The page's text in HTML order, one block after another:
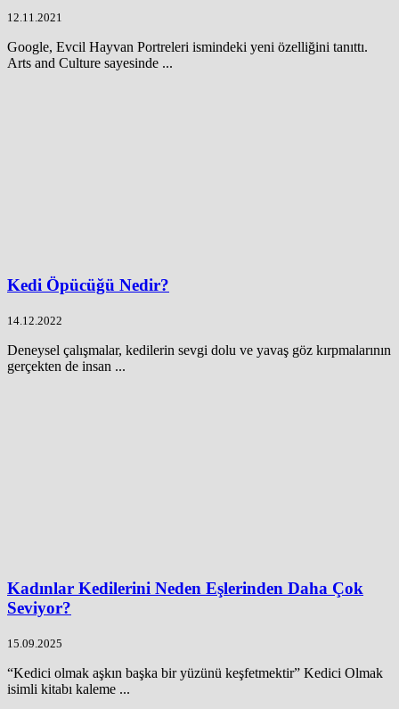
12.11.2021
Google, Evcil Hayvan Portreleri ismindeki yeni özelliğini tanıttı.
Arts and Culture sayesinde ...
Kedi Öpücüğü Nedir?
14.12.2022
Deneysel çalışmalar, kedilerin sevgi dolu ve yavaş göz kırpmalarının
gerçekten de insan ...
Kadınlar Kedilerini Neden Eşlerinden Daha Çok
Seviyor?
15.09.2025
“Kedici olmak aşkın başka bir yüzünü keşfetmektir” Kedici Olmak
isimli kitabı kaleme ...